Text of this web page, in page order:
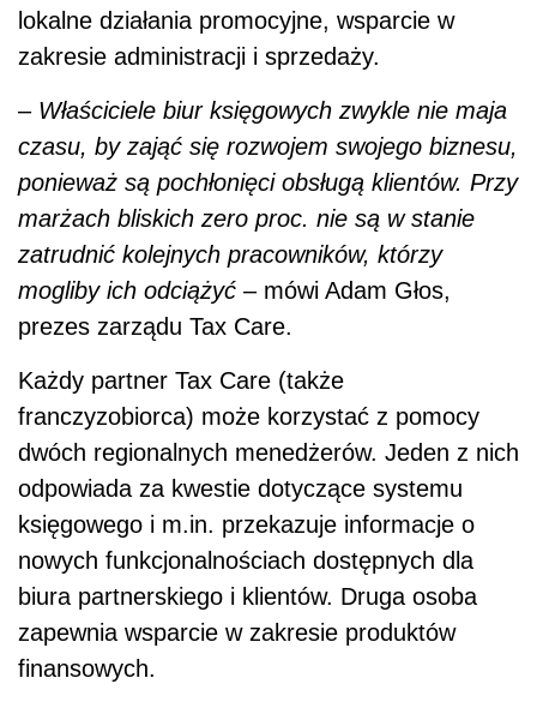
lokalne działania promocyjne, wsparcie w
zakresie administracji i sprzedaży.
– Właściciele biur księgowych zwykle nie maja
czasu, by zająć się rozwojem swojego biznesu,
ponieważ są pochłonięci obsługą klientów. Przy
marżach bliskich zero proc. nie są w stanie
zatrudnić kolejnych pracowników, którzy
mogliby ich odciążyć – mówi Adam Głos,
prezes zarządu Tax Care.
Każdy partner Tax Care (także
franczyzobiorca) może korzystać z pomocy
dwóch regionalnych menedżerów. Jeden z nich
odpowiada za kwestie dotyczące systemu
księgowego i m.in. przekazuje informacje o
nowych funkcjonalnościach dostępnych dla
biura partnerskiego i klientów. Druga osoba
zapewnia wsparcie w zakresie produktów
finansowych.